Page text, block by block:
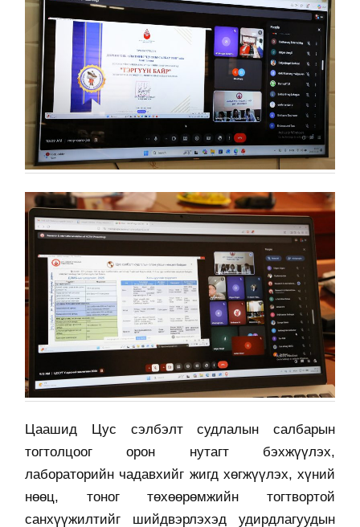
Цаашид Цус сэлбэлт судлалын салбарын
тогтолцоог орон нутагт бэхжүүлэх,
лабораторийн чадавхийг жигд хөгжүүлэх, хүний
нөөц, тоног төхөөрөмжийн тогтвортой
санхүүжилтийг шийдвэрлэхэд удирдлагуудын